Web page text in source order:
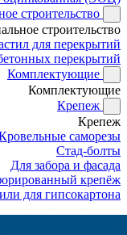
строительство
строительство
для перекрытий
перекрытий
Комплектующие
Комплектующие
Крепеж
Крепеж
саморезы
Стад-болты
Для забора и фасада
крепёж
для гипсокартона